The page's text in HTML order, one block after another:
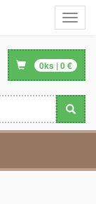
Toggle
0ks |0€